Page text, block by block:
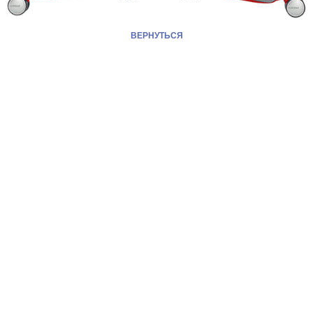
ВЕРНУТЬСЯ